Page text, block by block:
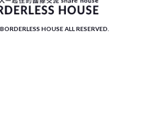
HOUSE ALL RESERVED.